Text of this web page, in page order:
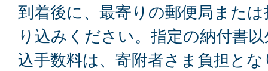
到着後に、最寄りの郵便局また
り込みください。指定の納付書
込手数料は、寄附者さま負担と